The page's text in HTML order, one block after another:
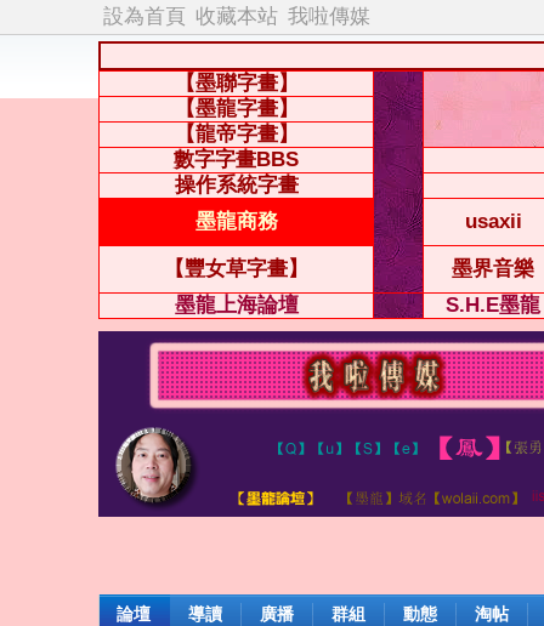
設為首頁 收藏本站 我啦傳媒
【墨聯字畫】
【墨龍字畫】
【龍帝字畫】
數字字畫BBS
操作系統字畫
墨龍商務
usaxii
【豐女草字畫】 墨界音樂
墨龍上海論壇
S.H.E墨龍
論壇 導讀 廣播 群組 動態 淘帖